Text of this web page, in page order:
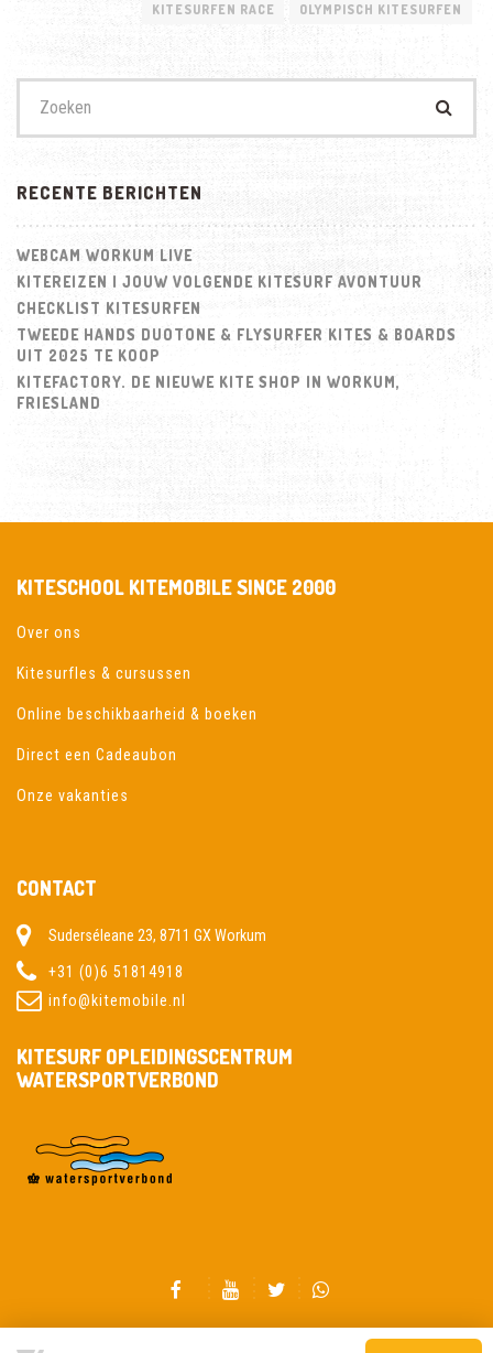
KITESURFEN RACE OLYMPISCH KITESURFEN
naar:
RECENTE BERICHTEN
WEBCAM WORKUM LIVE
KITEREIZEN | JOUW VOLGENDE KITESURF AVONTUUR
CHECKLIST KITESURFEN
TWEEDE HANDS DUOTONE & FLYSURFER KITES & BOARDS
UIT 2025 TE KOOP
KITEFACTORY. DE NIEUWE KITE SHOP IN WORKUM,
FRIESLAND
KITESCHOOL KITEMOBILE SINCE 2000
Over ons
Kitesurfles & cursussen
Online beschikbaarheid & boeken
Direct een Cadeaubon
Onze vakanties
CONTACT
Suderséleane 23, 8711 GX Workum
+31 (0)6 51814918
info@kitemobile.nl
KITESURF OPLEIDINGSCENTRUM
WATERSPORTVERBOND